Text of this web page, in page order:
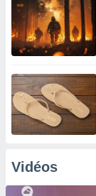
Vidéos